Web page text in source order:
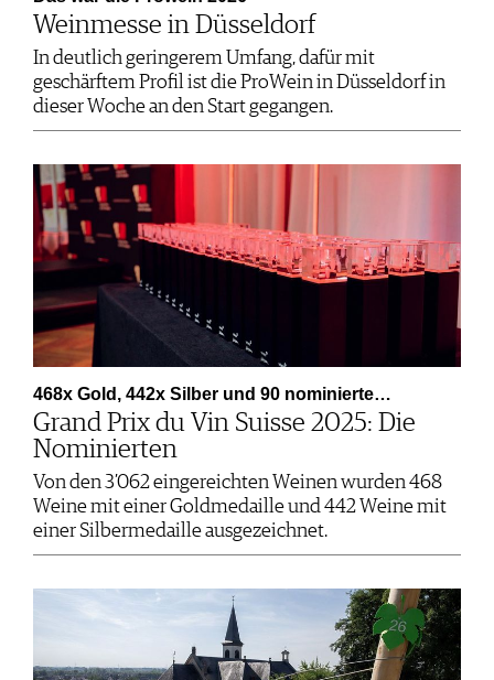
Weinmesse in Düsseldorf
In deutlich geringerem Umfang, dafür mit
geschärftem Profil ist die ProWein in Düsseldorf in
dieser Woche an den Start gegangen.
468x Gold, 442x Silber und 90 nominierte…
Grand Prix du Vin Suisse 2025: Die
Nominierten
Von den 3’062 eingereichten Weinen wurden 468
Weine mit einer Goldmedaille und 442 Weine mit
einer Silbermedaille ausgezeichnet.